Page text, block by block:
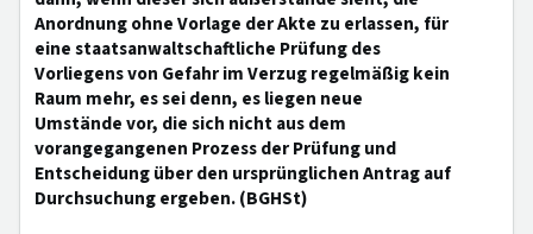
Anordnung ohne Vorlage der Akte zu erlassen, für
eine staatsanwaltschaftliche Prüfung des
Vorliegens von Gefahr im Verzug regelmäßig kein
Raum mehr, es sei denn, es liegen neue
Umstände vor, die sich nicht aus dem
vorangegangenen Prozess der Prüfung und
Entscheidung über den ursprünglichen Antrag auf
Durchsuchung ergeben. (BGHSt)